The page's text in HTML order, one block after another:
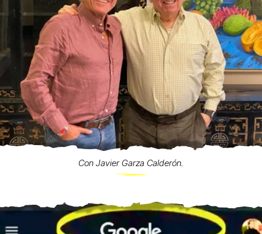
Con Javier Garza Calderón.